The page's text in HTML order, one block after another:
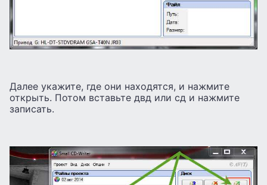
Далее укажите, где они находятся, и нажмите
открыть. Потом вставьте двд или сд и нажмите
записать.